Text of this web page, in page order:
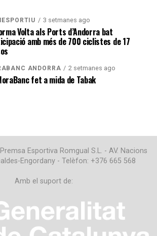
3 setmanes ago
Volta als Ports d’Andorra bat
amb més de 700 ciclistes de 17
ANDORRA 2 setmanes ago
fet a mida de Tabak
Esportiva Romgual S.L. - AV. Nacions
Engordany - Telèfon: +376 665 568
Amb el suport de: